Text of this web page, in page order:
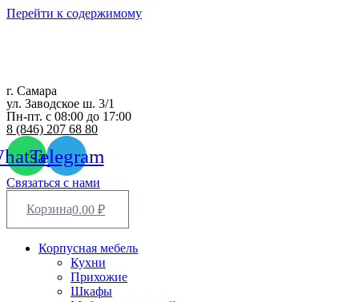
Перейти к содержимому
г. Самара
ул. Заводское ш. 3/1
Пн-пт. с 08:00 до 17:00
8 (846) 207 68 80
Telegram
Связаться с нами
0.00 ₽
Корзина
Корпусная мебель
Кухни
Прихожие
Шкафы